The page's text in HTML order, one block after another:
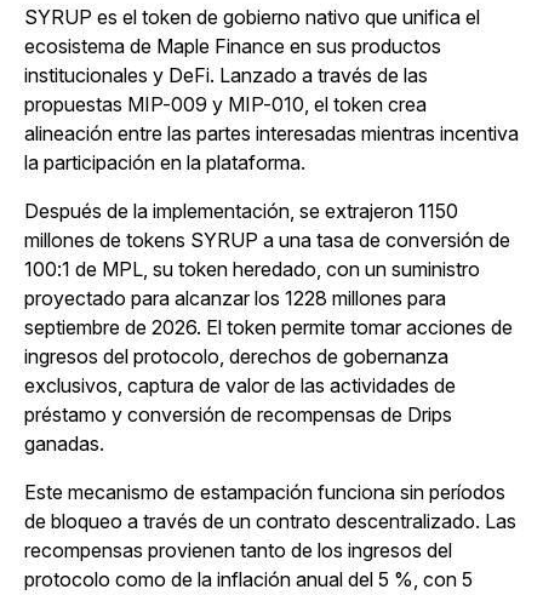
SYRUP es el token de gobierno nativo que unifica el
ecosistema de Maple Finance en sus productos
institucionales y DeFi. Lanzado a través de las
propuestas MIP-009 y MIP-010, el token crea
alineación entre las partes interesadas mientras incentiva
la participación en la plataforma.
Después de la implementación, se extrajeron 1150
millones de tokens SYRUP a una tasa de conversión de
100:1 de MPL, su token heredado, con un suministro
proyectado para alcanzar los 1228 millones para
septiembre de 2026. El token permite tomar acciones de
ingresos del protocolo, derechos de gobernanza
exclusivos, captura de valor de las actividades de
préstamo y conversión de recompensas de Drips
ganadas.
Este mecanismo de estampación funciona sin períodos
de bloqueo a través de un contrato descentralizado. Las
recompensas provienen tanto de los ingresos del
protocolo como de la inflación anual del 5 %, con 5